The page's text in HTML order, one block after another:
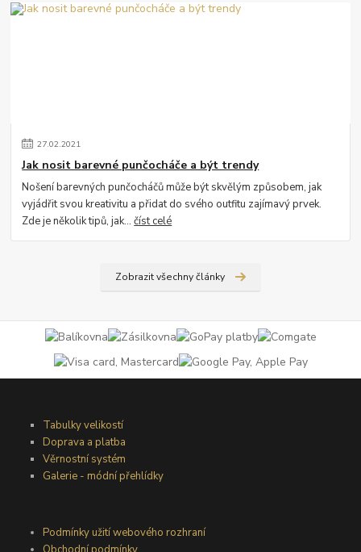
27.02.2021
Jak nosit barevné punčocháče a být trendy
Nošení barevných punčocháčů může být skvělým způsobem, jak
vyjádřit svou kreativitu a přidat do svého outfitu zajímavý prvek.
Zde je několik tipů, jak...číst celé
Zobrazit všechny články
Tabulky velikostí
Doprava a platba
Věrnostní systém
Galerie - módní přehlídky
Podmínky užití webového rozhraní